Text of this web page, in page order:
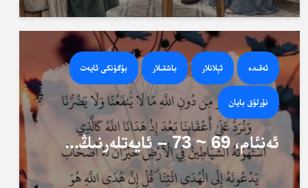
ئەقىدە ئېلانلار باشقىلار بۈگۈنكى ئايەت
نۇرلۇق بايان
ئەنئام، 69 ~ 73 – ئايەتلەرنىڭ...